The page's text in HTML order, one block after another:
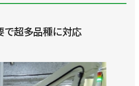
で超多品種に対応